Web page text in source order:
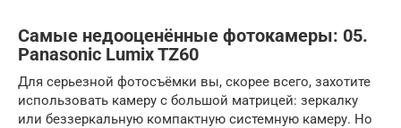
Самые недооценённые фотокамеры: 05.
Panasonic Lumix TZ60
Для серьезной фотосъёмки вы, скорее всего, захотите
использовать камеру с большой матрицей: зеркалку
или беззеркальную компактную системную камеру. Но